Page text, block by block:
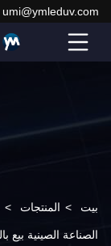
umi@ymleduv.com
بيت > المنتجات >